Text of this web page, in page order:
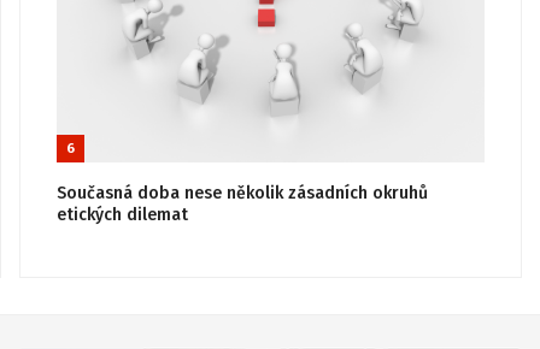
6
Současná doba nese několik zásadních okruhů
etických dilemat